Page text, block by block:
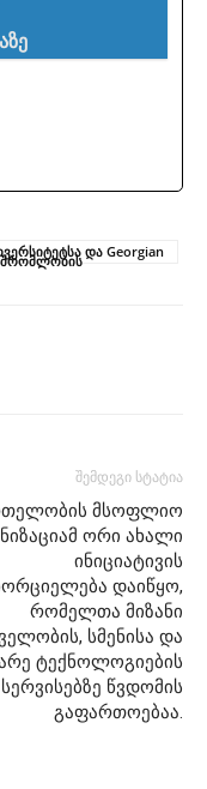
და Georgian
შემდეგი სტატია
მსოფლიო
ორი ახალი
ინიციატივის
დაიწყო,
რომელთა მიზანი
სმენისა და
ტექნოლოგიების
სერვისებზე წვდომის
გაფართოებაა.